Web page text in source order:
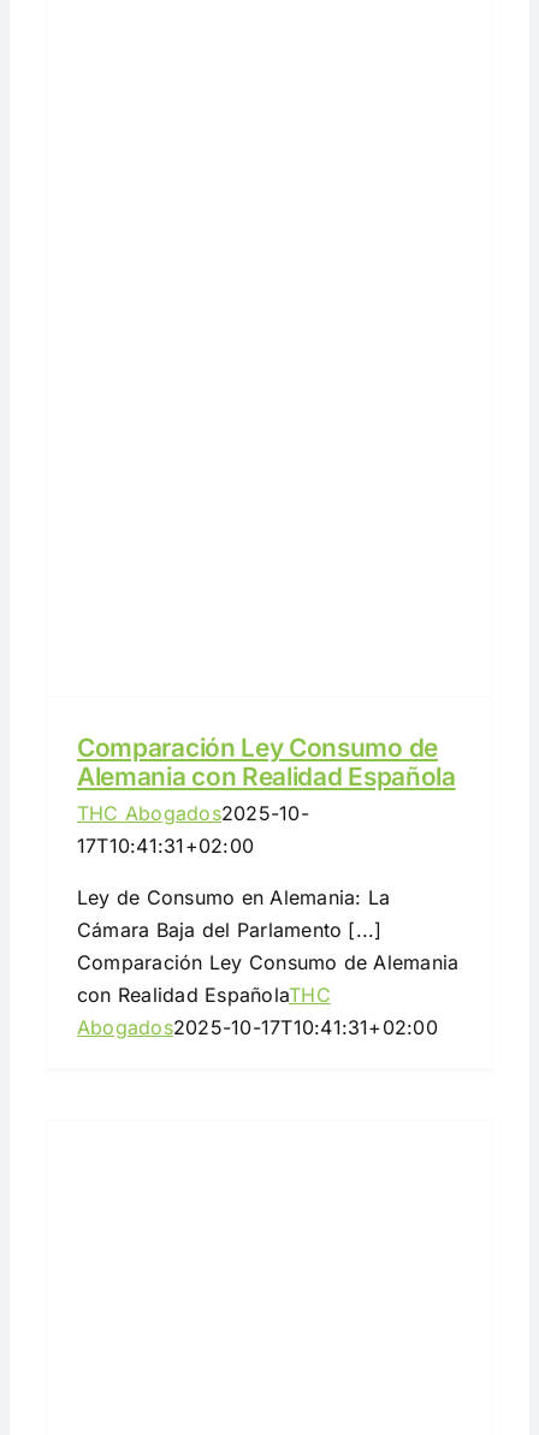
Comparación Ley Consumo de
Alemania con Realidad Española
THC Abogados2025-10-
17T10:41:31+02:00
Ley de Consumo en Alemania: La
Cámara Baja del Parlamento [...]
Comparación Ley Consumo de Alemania
con Realidad EspañolaTHC
Abogados2025-10-17T10:41:31+02:00